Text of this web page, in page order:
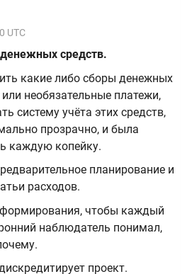
UTC
средств.
какие либо сборы денежных
необязательные платежи,
систему учёта этих средств,
прозрачно, и была
каждую копейку.
планирование и
расходов.
чтобы каждый
наблюдатель понимал,
проект.